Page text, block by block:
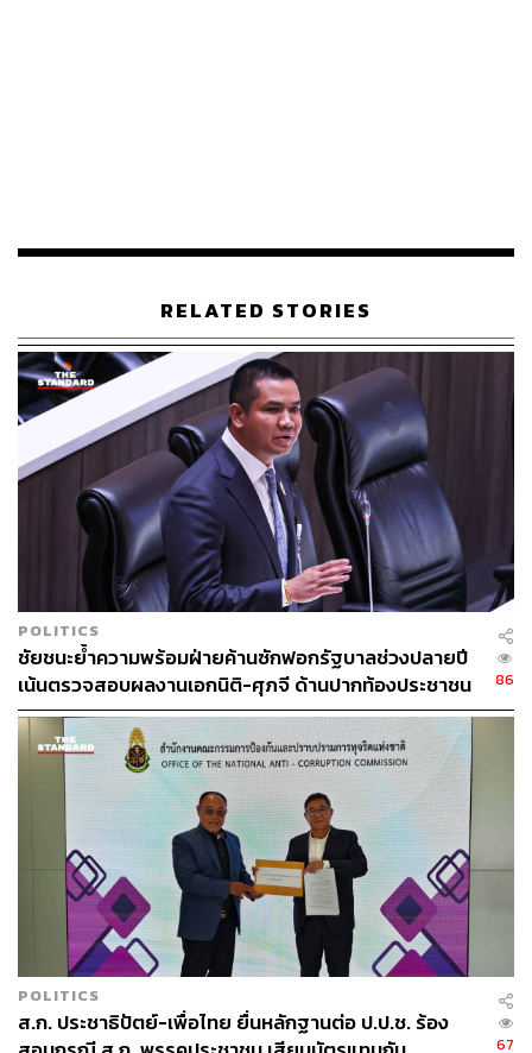
RELATED STORIES
POLITICS
ชัยชนะย้ำความพร้อมฝ่ายค้านซักฟอกรัฐบาลช่วงปลายปี
เน้นตรวจสอบผลงานเอกนิติ-ศุภจี ด้านปากท้องประชาชน
86
POLITICS
ส.ก. ประชาธิปัตย์-เพื่อไทย ยื่นหลักฐานต่อ ป.ป.ช. ร้อง
67